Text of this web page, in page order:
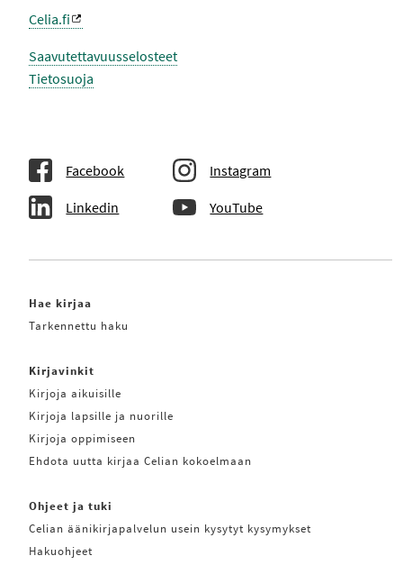
Celia.fi
Saavutettavuusselosteet
Tietosuoja
Facebook Instagram
Linkedin YouTube
Hae kirjaa
Tarkennettu haku
Kirjavinkit
Kirjoja aikuisille
Kirjoja lapsille ja nuorille
Kirjoja oppimiseen
Ehdota uutta kirjaa Celian kokoelmaan
Ohjeet ja tuki
Celian äänikirjapalvelun usein kysytyt kysymykset
Hakuohjeet